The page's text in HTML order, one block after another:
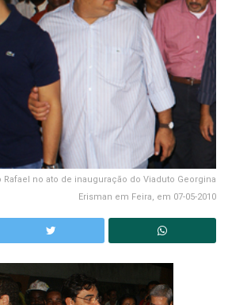
no ato de inauguração do Viaduto Georgina
Erisman em Feira, em 07-05-2010